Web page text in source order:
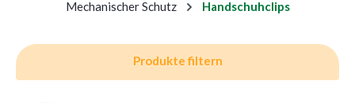
Mechanischer Schutz
Handschuhclips
Produkte filtern